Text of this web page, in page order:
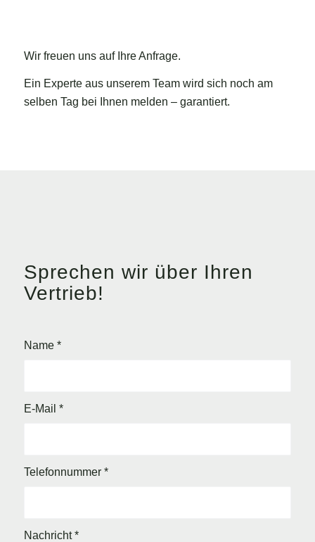
Wir freuen uns auf Ihre Anfrage.
Ein Experte aus unserem Team wird sich noch am
selben Tag bei Ihnen melden – garantiert.
Sprechen wir über Ihren
Vertrieb!
Name *
E-Mail *
Telefonnummer *
Nachricht*